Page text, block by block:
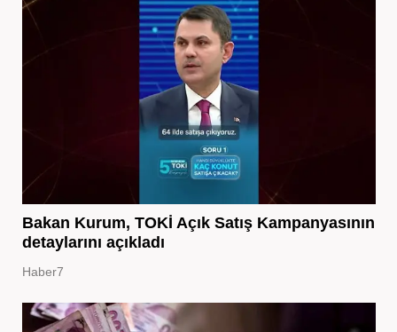
Bakan Kurum, TOKİ Açık Satış Kampanyasının
detaylarını açıkladı
Haber7